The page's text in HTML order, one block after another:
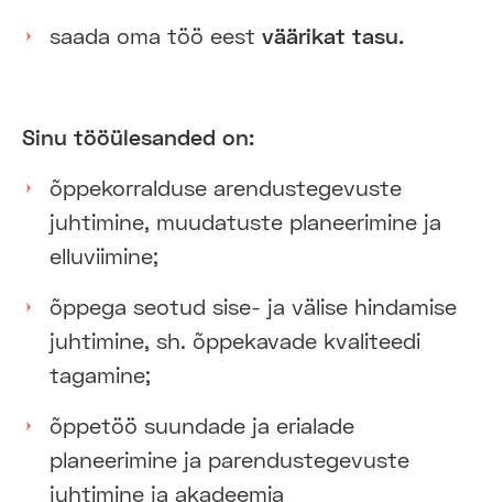
saada oma töö eest väärikat tasu.
Sinu tööülesanded on:
õppekorralduse arendustegevuste
juhtimine, muudatuste planeerimine ja
elluviimine;
õppega seotud sise- ja välise hindamise
juhtimine, sh. õppekavade kvaliteedi
tagamine;
õppetöö suundade ja erialade
planeerimine ja parendustegevuste
juhtimine ja akadeemia